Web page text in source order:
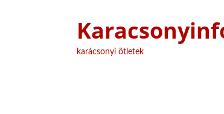
karácsonyi ötletek